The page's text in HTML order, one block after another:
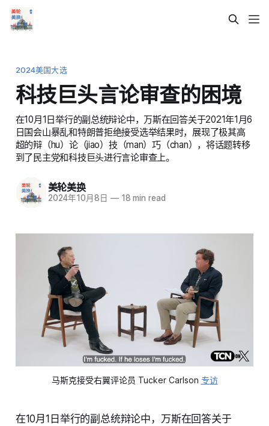
2024美国大选
科技巨头言论审查的困境
在10月1日举行的副总统辩论中，万斯在回答关于2021年1月6
日国会山暴乱和特朗普拒绝接受选举结果时，展现了极其高
超的辩（hu）论（jiao）技（man）巧（chan），将话题转移
到了民主党和科技巨头进行言论审查上。
美轮美换
2024年10月8日 —18 min read
马斯克接受右翼评论员 Tucker Carlson 专访
在10月1日举行的副总统辩论中，万斯在回答关于